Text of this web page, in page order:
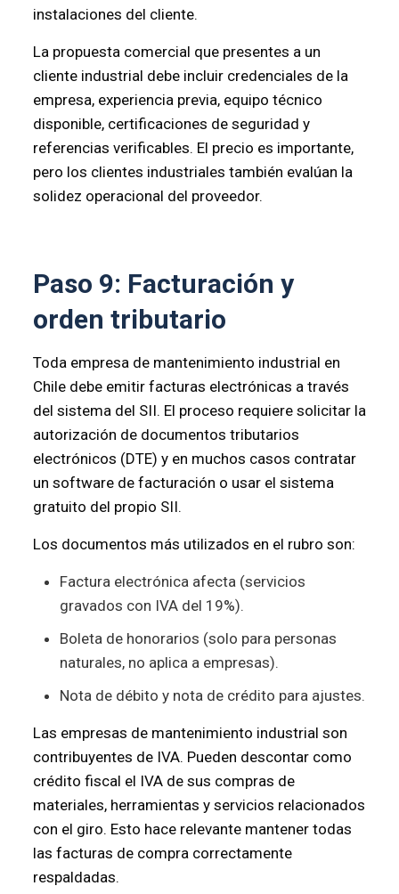
instalaciones del cliente.
La propuesta comercial que presentes a un
cliente industrial debe incluir credenciales de la
empresa, experiencia previa, equipo técnico
disponible, certificaciones de seguridad y
referencias verificables. El precio es importante,
pero los clientes industriales también evalúan la
solidez operacional del proveedor.
Paso 9: Facturación y
orden tributario
Toda empresa de mantenimiento industrial en
Chile debe emitir facturas electrónicas a través
del sistema del SII. El proceso requiere solicitar la
autorización de documentos tributarios
electrónicos (DTE) y en muchos casos contratar
un software de facturación o usar el sistema
gratuito del propio SII.
Los documentos más utilizados en el rubro son:
Factura electrónica afecta (servicios
gravados con IVA del 19%).
Boleta de honorarios (solo para personas
naturales, no aplica a empresas).
Nota de débito y nota de crédito para ajustes.
Las empresas de mantenimiento industrial son
contribuyentes de IVA. Pueden descontar como
crédito fiscal el IVA de sus compras de
materiales, herramientas y servicios relacionados
con el giro. Esto hace relevante mantener todas
las facturas de compra correctamente
respaldadas.